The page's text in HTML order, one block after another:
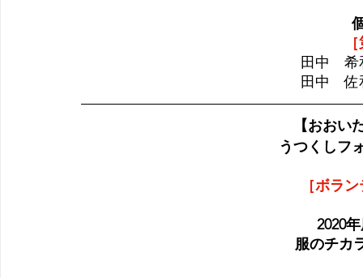
田中　
田中　
【おおい
うつくしフ
［ボラ
2020
服のチカ